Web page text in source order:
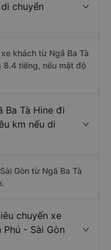
chuyển
khách từ Ngã Ba Tà
8.4 tiếng, nếu mật độ
Ba Tà Hine đi
km nếu di
Gòn từ Ngã Ba Tà
chuyến xe
Phú - Sài Gòn